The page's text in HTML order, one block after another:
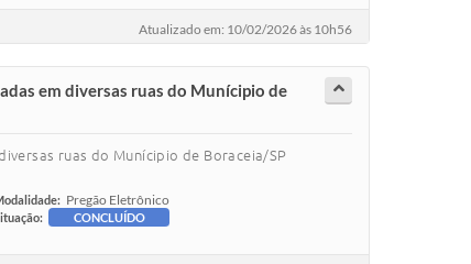
Atualizado em: 10/02/2026 às 10h56
em diversas ruas do Munícipio de
ruas do Munícipio de Boraceia/SP
Pregão Eletrônico
CONCLUÍDO